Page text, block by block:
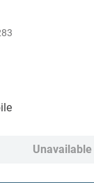
Unavailable